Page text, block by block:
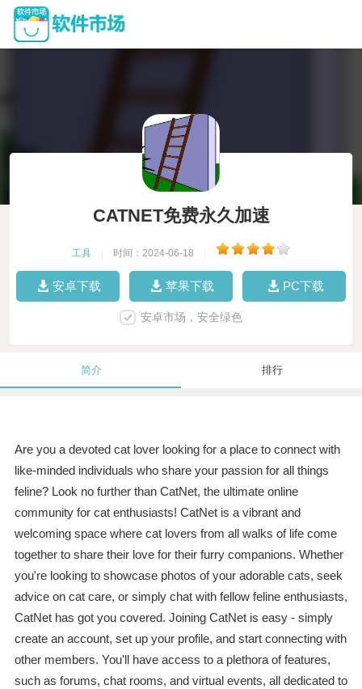
CATNET免费永久加速
工具 时间：2024-06-18
安卓下载 苹果下载 PC下载
安卓市场，安全绿色
简介 排行
Are you a devoted cat lover looking for a place to connect with
like-minded individuals who share your passion for all things
feline? Look no further than CatNet, the ultimate online
community for cat enthusiasts! CatNet is a vibrant and
welcoming space where cat lovers from all walks of life come
together to share their love for their furry companions. Whether
you're looking to showcase photos of your adorable cats, seek
advice on cat care, or simply chat with fellow feline enthusiasts,
CatNet has got you covered. Joining CatNet is easy - simply
create an account, set up your profile, and start connecting with
other members. You'll have access to a plethora of features,
such as forums, chat rooms, and virtual events, all dedicated to